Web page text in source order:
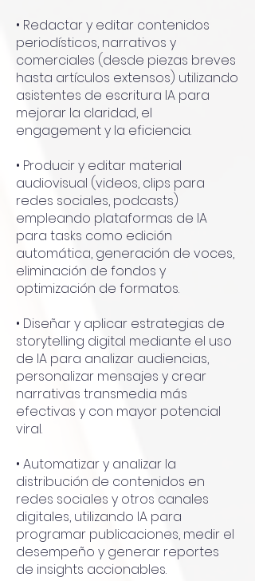
• Redactar y editar contenidos
periodísticos, narrativos y
comerciales (desde piezas breves
hasta artículos extensos) utilizando
asistentes de escritura IA para
mejorar la claridad, el
engagement y la eficiencia.
• Producir y editar material
audiovisual (videos, clips para
redes sociales, podcasts)
empleando plataformas de IA
para tasks como edición
automática, generación de voces,
eliminación de fondos y
optimización de formatos.
• Diseñar y aplicar estrategias de
storytelling digital mediante el uso
de IA para analizar audiencias,
personalizar mensajes y crear
narrativas transmedia más
efectivas y con mayor potencial
viral.
• Automatizar y analizar la
distribución de contenidos en
redes sociales y otros canales
digitales, utilizando IA para
programar publicaciones, medir el
desempeño y generar reportes
de insights accionables.